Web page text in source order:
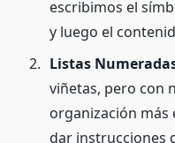
escribimos el
y luego el
Listas
viñetas, pero con
organización
dar instrucciones